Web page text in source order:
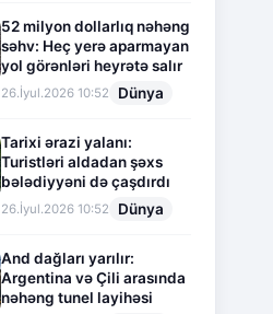
52 milyon dollarlıq nəhəng
səhv: Heç yerə aparmayan
yol görənləri heyrətə salır
26.İyul.2026 10:52 Dünya
Tarixi ərazi yalanı:
Turistləri aldadan şəxs
bələdiyyəni də çaşdırdı
26.İyul.2026 10:52 Dünya
And dağları yarılır:
Argentina və Çili arasında
nəhəng tunel layihəsi